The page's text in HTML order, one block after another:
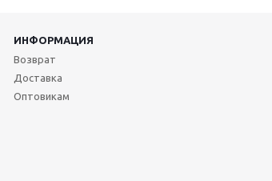
ИНФОРМАЦИЯ
Возврат
Доставка
Оптовикам